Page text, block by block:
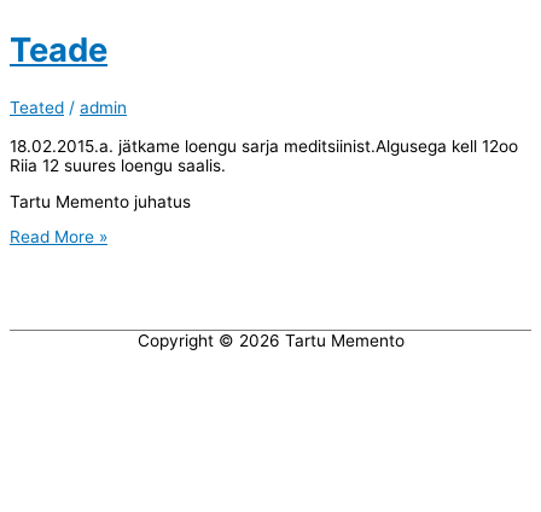
Teade
Teated / admin
18.02.2015.a. jätkame loengu sarja meditsiinist.Algusega kell 12oo
Riia 12 suures loengu saalis.
Tartu Memento juhatus
Teade
Read More »
Copyright © 2026 Tartu Memento